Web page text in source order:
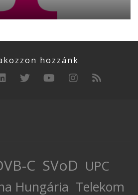
hozzánk
C SVoD UPC
Hungária Telekom